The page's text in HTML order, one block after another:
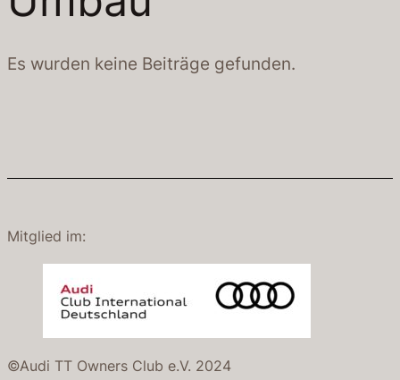
Es wurden keine Beiträge gefunden.
Mitglied im:
©Audi TT Owners Club e.V. 2024